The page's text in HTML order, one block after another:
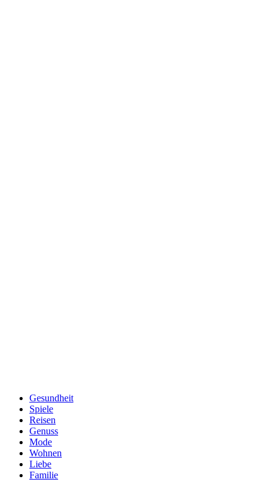
Gesundheit
Spiele
Reisen
Genuss
Mode
Wohnen
Liebe
Familie